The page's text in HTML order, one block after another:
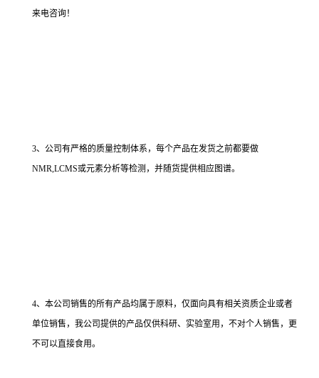
来电咨询！
3、公司有严格的质量控制体系，每个产品在发货之前都要做
NMR,LCMS或元素分析等检测，并随货提供相应图谱。
4、本公司销售的所有产品均属于原料，仅面向具有相关资质企业或者
单位销售，我公司提供的产品仅供科研、实验室用，不对个人销售，更
不可以直接食用。